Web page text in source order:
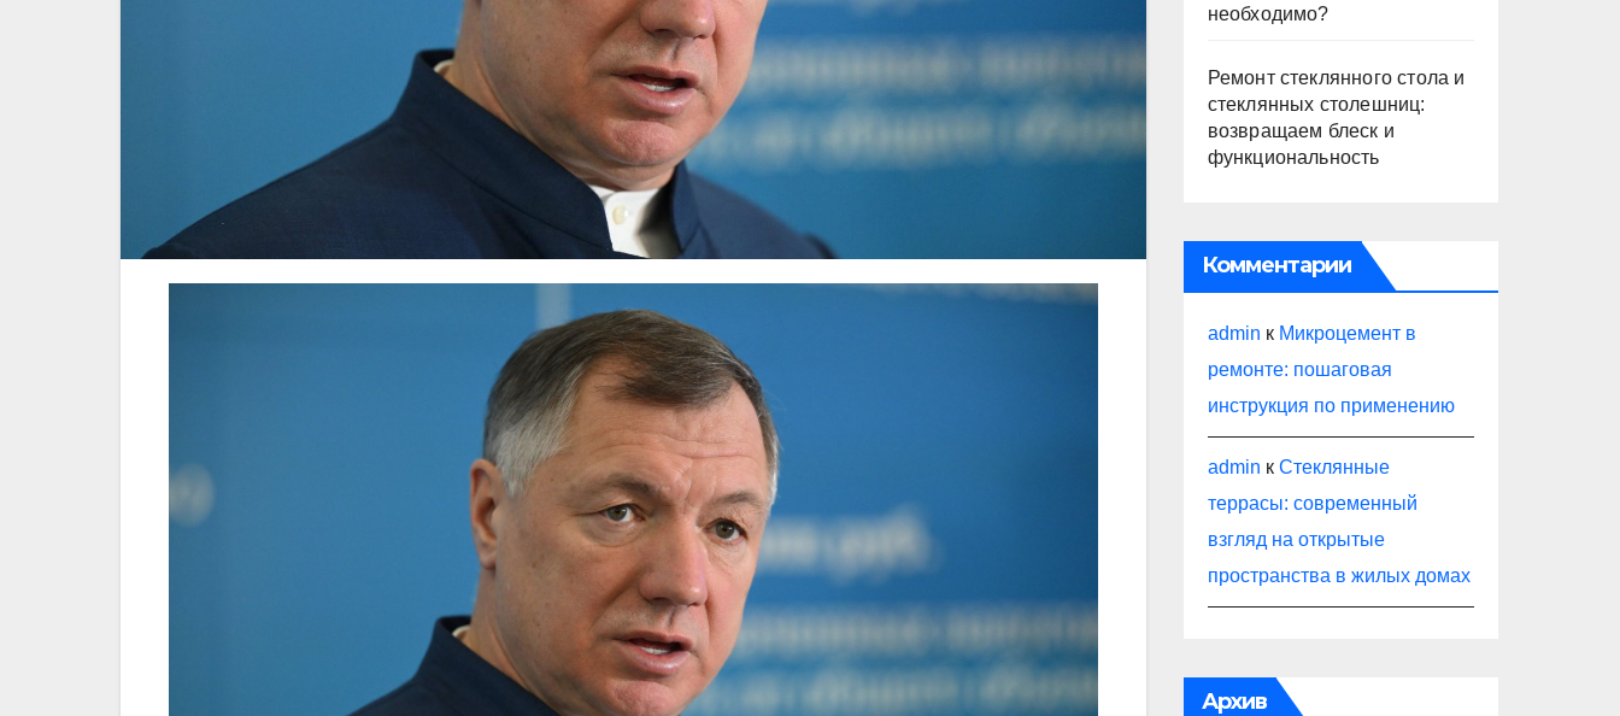
необходимо?
Ремонт стеклянного стола и
стеклянных столешниц:
возвращаем блеск и
функциональность
Комментарии
admin к Микроцемент в
ремонте: пошаговая
инструкция по применению
admin к Стеклянные
террасы: современный
взгляд на открытые
пространства в жилых домах
Архив